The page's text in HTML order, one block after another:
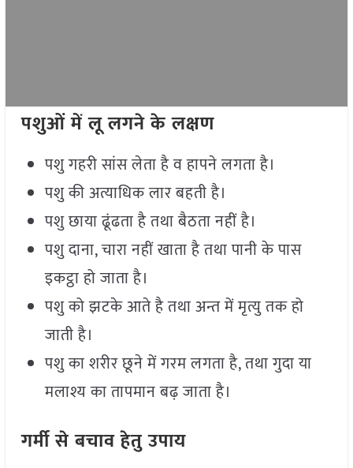
पशुओं में लू लगने के लक्षण
पशु गहरी सांस लेता है व हापने लगता है।
पशु की अत्याधिक लार बहती है।
पशु छाया ढूंढता है तथा बैठता नहीं है।
पशु दाना, चारा नहीं खाता है तथा पानी के पास
इकट्ठा हो जाता है।
पशु को झटके आते है तथा अन्त में मृत्यु तक हो
जाती है।
पशु का शरीर छूने में गरम लगता है, तथा गुदा या
मलाश्य का तापमान बढ़ जाता है।
गर्मी से बचाव हेतु उपाय